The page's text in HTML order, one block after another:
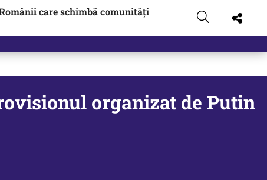
care schimbă comunități
organizat de Putin